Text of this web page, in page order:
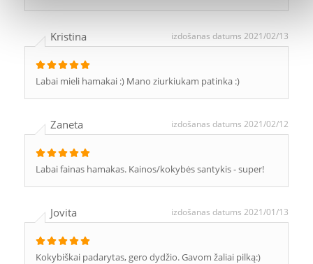
Kristina izdošanas datums 2021/02/13
Labai mieli hamakai :) Mano ziurkiukam patinka :)
Zaneta izdošanas datums 2021/02/12
Labai fainas hamakas. Kainos/kokybės santykis - super!
Jovita izdošanas datums 2021/01/13
Kokybiškai padarytas, gero dydžio. Gavom žaliai pilką:)